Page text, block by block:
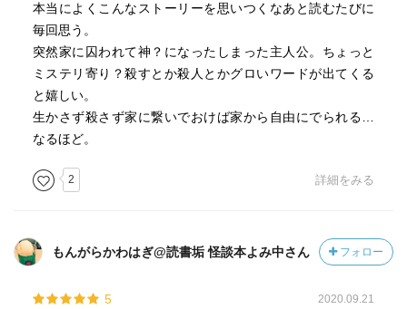
本当によくこんなストーリーを思いつくなあと読むたびに
毎回思う。
突然家に囚われて神？になったしまった主人公。ちょっと
ミステリ寄り？殺すとか殺人とかグロいワードが出てくる
と嬉しい。
生かさず殺さず家に繋いでおけば家から自由にでられる…
なるほど。
2 詳細をみる
もんがらかわはぎ@読書垢 怪談本よみ中さん フォロー
5 2020.09.21